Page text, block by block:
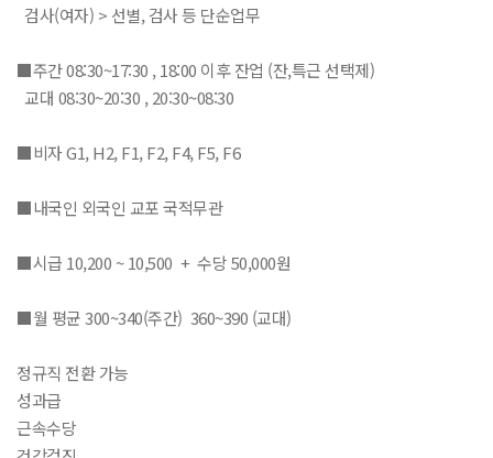
검사(여자) > 선별, 검사 등 단순업무
■주간 08:30~17:30 , 18:00 이후 잔업 (잔,특근 선택제)
교대 08:30~20:30 , 20:30~08:30
■비자 G1, H2, F1, F2, F4, F5, F6
■내국인 외국인 교포 국적무관
■시급 10,200 ~ 10,500 + 수당 50,000원
■월 평균 300~340(주간) 360~390 (교대)
정규직 전환 가능
성과급
근속수당